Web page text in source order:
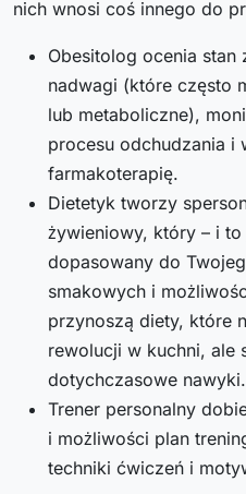
nich wnosi coś innego do
Obesitolog ocenia
nadwagi (które często
lub metaboliczne),
procesu odchudzania i
farmakoterapię.
Dietetyk tworzy
żywieniowy, który – i
dopasowany do
smakowych i
przynoszą diety, które
rewolucji w kuchni, ale
dotychczasowe nawyki.
Trener personalny
i możliwości plan
techniki ćwiczeń i